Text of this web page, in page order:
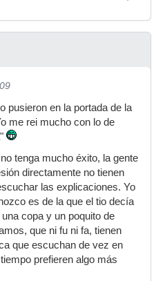
pusieron en la portada de la
me rei mucho con lo de
tenga mucho éxito, la gente
directamente no tienen
las explicaciones. Yo
es de la que el tio decía
copa y un poquito de
que ni fu ni fa, tienen
que escuchan de vez en
prefieren algo más